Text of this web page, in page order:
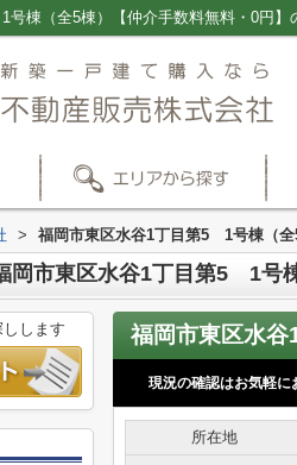
> 福岡市東区水谷1丁目第5 1号棟（全
岡市東区水谷1丁目第5 1号
現況の確認はお気軽に
所在地
します